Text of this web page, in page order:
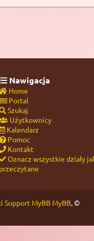
Nawigacja
Home
Portal
Szukaj
Użytkownicy
Kalendarz
Pomoc
Kontakt
Oznacz wszystkie działy
przeczytane
Support MyBB MyBB, ©